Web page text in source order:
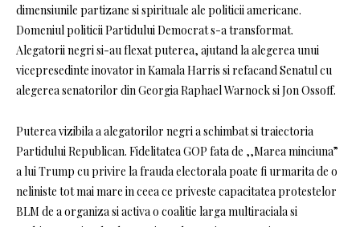
dimensiunile partizane si spirituale ale politicii americane.
Domeniul politicii Partidului Democrat s-a transformat.
Alegatorii negri si-au flexat puterea, ajutand la alegerea unui
vicepresedinte inovator in Kamala Harris si refacand Senatul cu
alegerea senatorilor din Georgia Raphael Warnock si Jon Ossoff.
Puterea vizibila a alegatorilor negri a schimbat si traiectoria
Partidului Republican. Fidelitatea GOP fata de ,,Marea minciuna”
a lui Trump cu privire la frauda electorala poate fi urmarita de o
neliniste tot mai mare in ceea ce priveste capacitatea protestelor
BLM de a organiza si activa o coalitie larga multiraciala si